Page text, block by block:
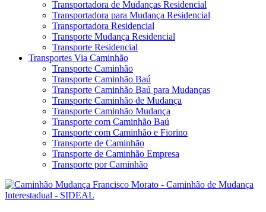
Transportadora de Mudanças Residencial
Transportadora para Mudança Residencial
Transportadora Residencial
Transporte Mudança Residencial
Transporte Residencial
Transportes Via Caminhão
Transporte Caminhão
Transporte Caminhão Baú
Transporte Caminhão Baú para Mudanças
Transporte Caminhão de Mudança
Transporte Caminhão Mudança
Transporte com Caminhão Baú
Transporte com Caminhão e Fiorino
Transporte de Caminhão
Transporte de Caminhão Empresa
Transporte por Caminhão